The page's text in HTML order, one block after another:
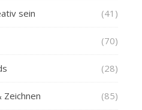
sein (41)
(70)
(28)
Zeichnen (85)